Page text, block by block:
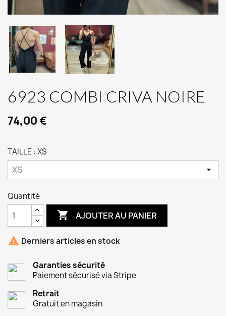
6923 COMBI CRIVA NOIRE
74,00 €
TAILLE : XS
Quantité
 AJOUTER AU PANIER
 Derniers articles en stock
Garanties sécurité
Paiement sécurisé via Stripe
Retrait
Gratuit en magasin